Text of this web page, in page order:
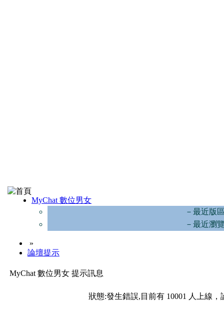
MyChat 數位男女
－最近版
－最近瀏
»
論壇提示
MyChat 數位男女 提示訊息
狀態:發生錯誤,目前有 10001 人上線